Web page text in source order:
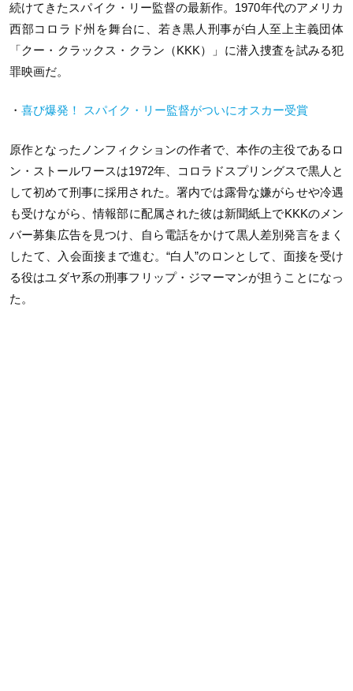
続けてきたスパイク・リー監督の最新作。1970年代のアメリカ
西部コロラド州を舞台に、若き黒人刑事が白人至上主義団体
「クー・クラックス・クラン（KKK）」に潜入捜査を試みる犯
罪映画だ。
・ 喜び爆発！ スパイク・リー監督がついにオスカー受賞
原作となったノンフィクションの作者で、本作の主役であるロ
ン・ストールワースは1972年、コロラドスプリングスで黒人と
して初めて刑事に採用された。署内では露骨な嫌がらせや冷遇
も受けながら、情報部に配属された彼は新聞紙上でKKKのメン
バー募集広告を見つけ、自ら電話をかけて黒人差別発言をまく
したて、入会面接まで進む。“白人”のロンとして、面接を受け
る役はユダヤ系の刑事フリップ・ジマーマンが担うことになっ
た。